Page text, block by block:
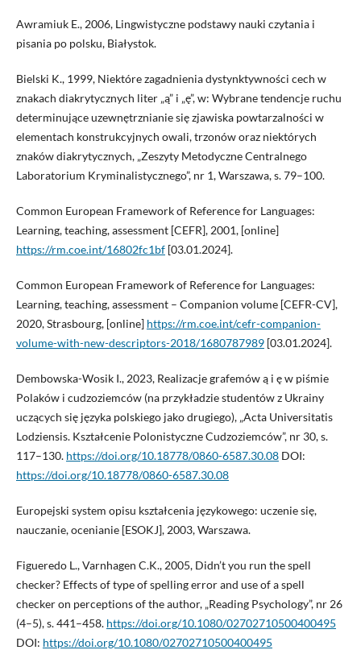
Awramiuk E., 2006, Lingwistyczne podstawy nauki czytania i
pisania po polsku, Białystok.
Bielski K., 1999, Niektóre zagadnienia dystynktywności cech w
znakach diakrytycznych liter „ą” i „ę”, w: Wybrane tendencje ruchu
determinujące uzewnętrznianie się zjawiska powtarzalności w
elementach konstrukcyjnych owali, trzonów oraz niektórych
znaków diakrytycznych, „Zeszyty Metodyczne Centralnego
Laboratorium Kryminalistycznego”, nr 1, Warszawa, s. 79–100.
Common European Framework of Reference for Languages:
Learning, teaching, assessment [CEFR], 2001, [online]
https://rm.coe.int/16802fc1bf[03.01.2024].
Common European Framework of Reference for Languages:
Learning, teaching, assessment – Companion volume [CEFR-CV],
2020, Strasbourg, [online] https://rm.coe.int/cefr-companion-
volume-with-new-descriptors-2018/1680787989[03.01.2024].
Dembowska-Wosik I., 2023, Realizacje grafemów ą i ę w piśmie
Polaków i cudzoziemców (na przykładzie studentów z Ukrainy
uczących się języka polskiego jako drugiego), „Acta Universitatis
Lodziensis. Kształcenie Polonistyczne Cudzoziemców”, nr 30, s.
117–130. https://doi.org/10.18778/0860-6587.30.08DOI:
https://doi.org/10.18778/0860-6587.30.08
Europejski system opisu kształcenia językowego: uczenie się,
nauczanie, ocenianie [ESOKJ], 2003, Warszawa.
Figueredo L., Varnhagen C.K., 2005, Didn’t you run the spell
checker? Effects of type of spelling error and use of a spell
checker on perceptions of the author, „Reading Psychology”, nr 26
(4–5), s. 441–458. https://doi.org/10.1080/02702710500400495
DOI: https://doi.org/10.1080/02702710500400495